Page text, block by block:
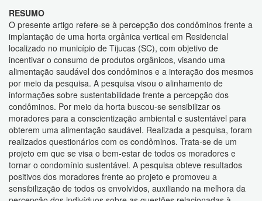
RESUMO
O presente artigo refere-se à percepção dos condôminos frente a
implantação de uma horta orgânica vertical em Residencial
localizado no município de Tijucas (SC), com objetivo de
incentivar o consumo de produtos orgânicos, visando uma
alimentação saudável dos condôminos e a interação dos mesmos
por meio da pesquisa. A pesquisa visou o alinhamento de
informações sobre sustentabilidade frente a percepção dos
condôminos. Por meio da horta buscou-se sensibilizar os
moradores para a conscientização ambiental e sustentável para
obterem uma alimentação saudável. Realizada a pesquisa, foram
realizados questionários com os condôminos. Trata-se de um
projeto em que se visa o bem-estar de todos os moradores e
tornar o condomínio sustentável. A pesquisa obteve resultados
positivos dos moradores frente ao projeto e promoveu a
sensibilização de todos os envolvidos, auxiliando na melhora da